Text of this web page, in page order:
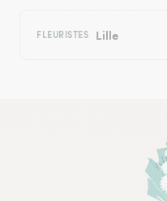
FLEURISTES Lille